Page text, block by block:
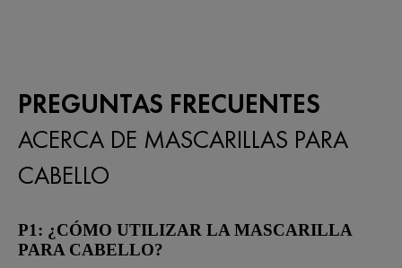
PREGUNTAS FRECUENTES
ACERCA DE MASCARILLAS PARA
CABELLO
P1: ¿CÓMO UTILIZAR LA MASCARILLA
PARA CABELLO?